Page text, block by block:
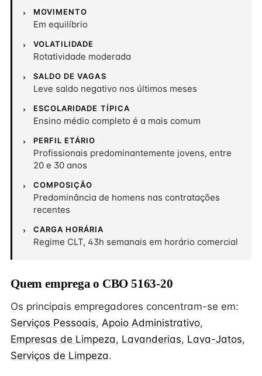
MOVIMENTO
Em equilíbrio
VOLATILIDADE
Rotatividade moderada
SALDO DE VAGAS
Leve saldo negativo nos últimos meses
ESCOLARIDADE TÍPICA
Ensino médio completo é a mais comum
PERFIL ETÁRIO
Profissionais predominantemente jovens, entre
20 e 30 anos
COMPOSIÇÃO
Predominância de homens nas contratações
recentes
CARGA HORÁRIA
Regime CLT, 43h semanais em horário comercial
Quem emprega o CBO 5163-20
Os principais empregadores concentram-se em:
Serviços Pessoais, Apoio Administrativo,
Empresas de Limpeza, Lavanderias, Lava-Jatos,
Serviços de Limpeza.